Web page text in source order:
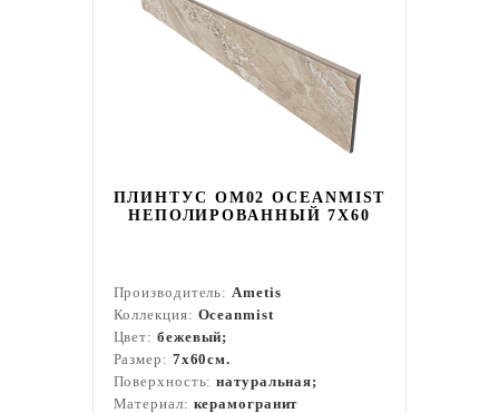
ПЛИНТУС OM02 OCEANMIST
НЕПОЛИРОВАННЫЙ 7X60
Производитель:Ametis
Коллекция: Oceanmist
Цвет: бежевый;
Размер: 7x60см.
Поверхность:натуральная;
Материал: керамогранит